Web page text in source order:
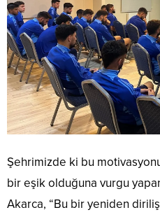
Şehrimizde ki bu
bir eşik olduğuna vurgu
Akarca, “Bu bir yeniden